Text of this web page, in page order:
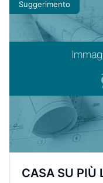
Suggerimento
CASA SU PIÙ